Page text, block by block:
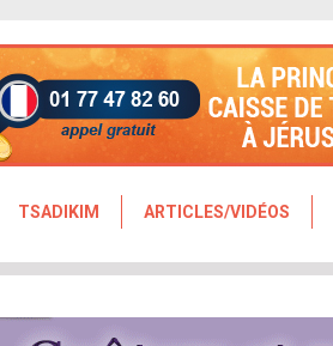
TSADIKIM ARTICLES/VIDÉOS